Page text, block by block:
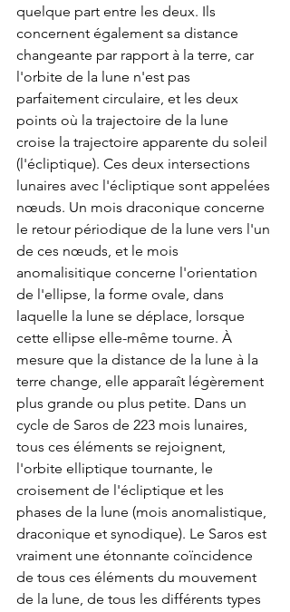
quelque part entre les deux. Ils
concernent également sa distance
changeante par rapport à la terre, car
l'orbite de la lune n'est pas
parfaitement circulaire, et les deux
points où la trajectoire de la lune
croise la trajectoire apparente du soleil
(l'écliptique). Ces deux intersections
lunaires avec l'écliptique sont appelées
nœuds. Un mois draconique concerne
le retour périodique de la lune vers l'un
de ces nœuds, et le mois
anomalisitique concerne l'orientation
de l'ellipse, la forme ovale, dans
laquelle la lune se déplace, lorsque
cette ellipse elle-même tourne. À
mesure que la distance de la lune à la
terre change, elle apparaît légèrement
plus grande ou plus petite. Dans un
cycle de Saros de 223 mois lunaires,
tous ces éléments se rejoignent,
l'orbite elliptique tournante, le
croisement de l'écliptique et les
phases de la lune (mois anomalistique,
draconique et synodique). Le Saros est
vraiment une étonnante coïncidence
de tous ces éléments du mouvement
de la lune, de tous les différents types